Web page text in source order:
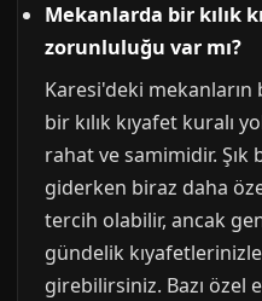
Mekanlarda bir kılık
zorunluluğu var mı?
Karesi'deki
bir kılık kıyafet kuralı
rahat ve samimidir. Şık
giderken biraz daha
tercih olabilir, ancak
gündelik
girebilirsiniz. Bazı özel